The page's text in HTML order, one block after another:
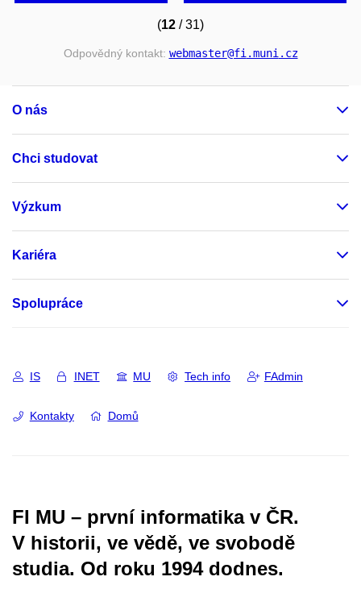
(12 / 31)
Odpovědný kontakt: webmaster@fi.muni.cz
O nás
Chci studovat
Výzkum
Kariéra
Spolupráce
IS INET MU Tech info FAdmin
Kontakty Domů
FI MU – první informatika v ČR.
V historii, ve vědě, ve svobodě
studia. Od roku 1994 dodnes.